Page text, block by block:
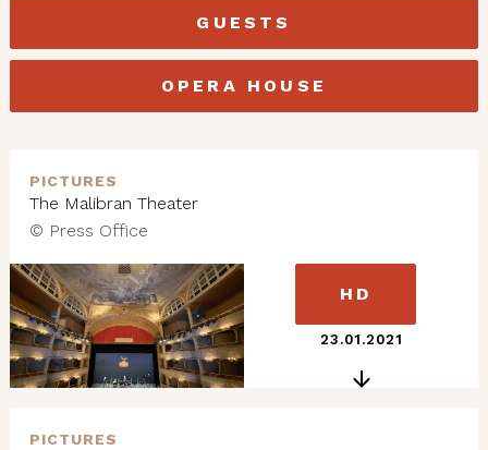
GUESTS
OPERA HOUSE
PICTURES
The Malibran Theater
© Press Office
HD
23.01.2021
PICTURES